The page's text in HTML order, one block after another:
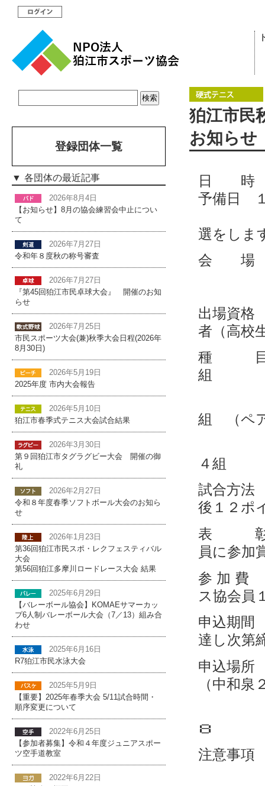
狛江市民
お知らせ
日 時
予備日
選をしま
会 場 男
出場資格
者（高校
種 目
組
組 （ペ
４組
試合方法
後１２ポ
表 彰 優
員に参加
参 加 費
ス協会員
申込期間
達し次第
申込
（中和
８ １
注意事項
登録団体一覧
各団体の最近記事
2026年8月4日
【お知らせ】8月の協会練習会中止につい
て
2026年7月27日
令和年８度秋の称号審査
2026年7月27日
『第45回狛江市民卓球大会』 開催のお知
らせ
2026年7月25日
市民スポーツ大会(兼)秋季大会日程(2026年
8月30日)
2026年5月19日
2025年度 市内大会報告
2026年5月10日
狛江市春季式テニス大会試合結果
2026年3月30日
第９回狛江市タグラグビー大会 開催の御
礼
2026年2月27日
令和８年度春季ソフトボール大会のお知ら
せ
2026年1月23日
第36回狛江市民スポ・レクフェスティバル
大会
第56回狛江多摩川ロードレース大会 結果
2025年6月29日
【バレーボール協会】KOMAEサマーカッ
プ6人制バレーボール大会（7／13）組み合
わせ
2025年6月16日
R7狛江市民水泳大会
2025年5月9日
【重要】2025年春季大会 5/11試合時間・
順序変更について
2022年6月25日
【参加者募集】令和４年度ジュニアスポー
ツ空手道教室
2022年6月22日